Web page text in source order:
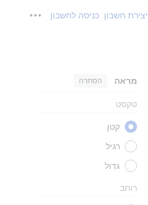
יצירת חשבון כניסה לחשבון כלים
מראה הסתרה
טקסט
קטן
רגיל
גדול
רוחב